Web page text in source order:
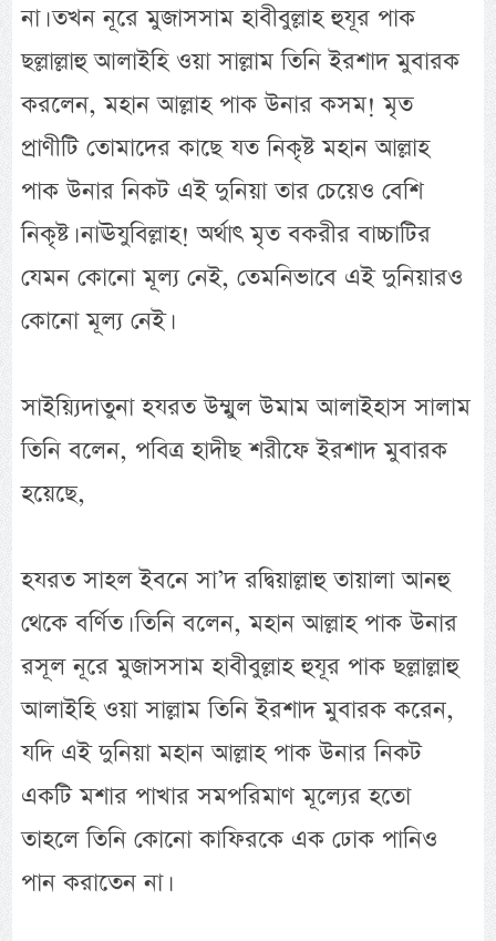
না। তখন নূরে মুজাসসাম হাবীবুল্লাহ হুযূর পাক
ছল্লাল্লাহু আলাইহি ওয়া সাল্লাম তিনি ইরশাদ মুবারক
করলেন, মহান আল্লাহ পাক উনার কসম! মৃত
প্রাণীটি তোমাদের কাছে যত নিকৃষ্ট মহান আল্লাহ
পাক উনার নিকট এই দুনিয়া তার চেয়েও বেশি
নিকৃষ্ট। নাঊযুবিল্লাহ! অর্থাৎ মৃত বকরীর বাচ্চাটির
যেমন কোনো মূল্য নেই, তেমনিভাবে এই দুনিয়ারও
কোনো মূল্য নেই।
সাইয়্যিদাতুনা হযরত উম্মুল উমাম আলাইহাস সালাম
তিনি বলেন, পবিত্র হাদীছ শরীফে ইরশাদ মুবারক
হয়েছে,
হযরত সাহল ইবনে সা’দ রদ্বিয়াল্লাহু তায়ালা আনহু
থেকে বর্ণিত। তিনি বলেন, মহান আল্লাহ পাক উনার
রসূল নূরে মুজাসসাম হাবীবুল্লাহ হুযূর পাক ছল্লাল্লাহু
আলাইহি ওয়া সাল্লাম তিনি ইরশাদ মুবারক করেন,
যদি এই দুনিয়া মহান আল্লাহ পাক উনার নিকট
একটি মশার পাখার সমপরিমাণ মূল্যের হতো
তাহলে তিনি কোনো কাফিরকে এক ঢোক পানিও
পান করাতেন না।